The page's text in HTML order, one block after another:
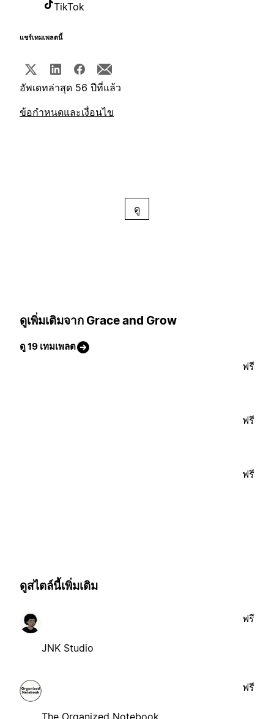
TikTok
แชร์เทมเพลตนี้
อัพเดทล่าสุด 56 ปีที่แล้ว
ข้อกำหนดและเงื่อนไข
ดู
ดูเพิ่มเติมจาก Grace and Grow
ดู 19 เทมเพลต
ฟรี
ฟรี
ฟรี
ดูสไตล์นี้เพิ่มเติม
JNK Studio
ฟรี
The Organized Notebook
ฟรี